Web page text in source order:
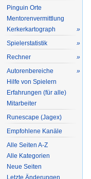
Pinguin Orte
Mentorenvermittlung
Kerkerkartograph
»
Spielerstatistik
»
Rechner
»
Autorenbereiche
»
Hilfe von Spielern
Erfahrungen (für alle)
Mitarbeiter
Runescape (Jagex)
Empfohlene Kanäle
Alle Seiten A-Z
Alle Kategorien
Neue Seiten
Letzte Änderungen